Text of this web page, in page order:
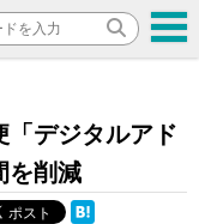
「デジタルアド
を削減